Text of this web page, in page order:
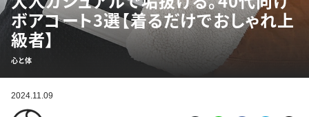
ボアコート3選【着るだけでおしゃれ上
級者】
心と体
2024.11.09